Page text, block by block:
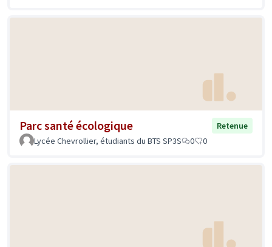
Parc santé écologique
Retenue
Lycée Chevrollier, étudiants du BTS SP3S
0 0